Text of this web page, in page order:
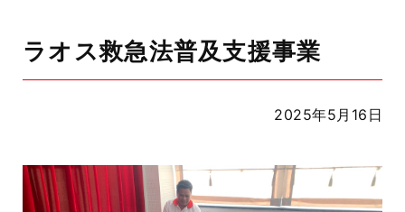
ラオス救急法普及支援事業
2025年5月16日